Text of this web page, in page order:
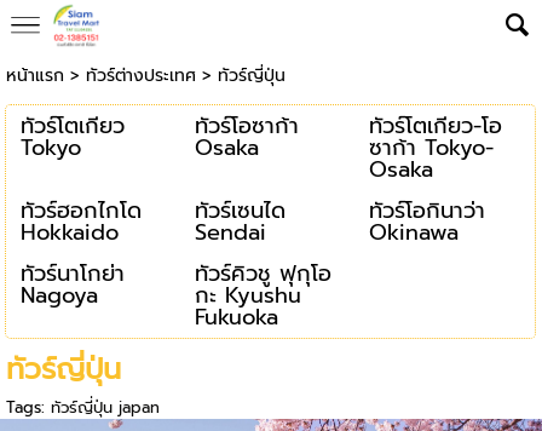
หน้าแรก > ทัวร์ต่างประเทศ> ทัวร์ญี่ปุ่น
ทัวร์โตเกียว
Tokyo
ทัวร์โอซาก้า
Osaka
ทัวร์โตเกียว-โอ
ซาก้า Tokyo-
Osaka
ทัวร์ฮอกไกโด
Hokkaido
ทัวร์เซนได
Sendai
ทัวร์โอกินาว่า
Okinawa
ทัวร์นาโกย่า
Nagoya
ทัวร์คิวชู ฟุกุโอ
กะ Kyushu
Fukuoka
ทัวร์ญี่ปุ่น
Tags: ทัวร์ญี่ปุ่น japan